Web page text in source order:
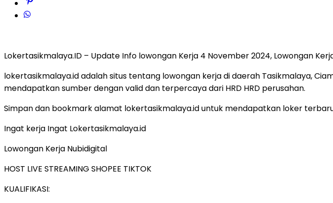
Lokertasikmalaya.ID – Update Info lowongan Kerja 4 November 2024, Lowongan
lokertasikmalaya.id adalah situs tentang lowongan kerja di daerah Tasikmalaya,
mendapatkan sumber dengan valid dan terpercaya dari HRD HRD perusahan.
Simpan dan bookmark alamat lokertasikmalaya.id untuk mendapatkan loker
Ingat kerja Ingat Lokertasikmalaya.id
Lowongan Kerja Nubidigital
HOST LIVE STREAMING SHOPEE TIKTOK
KUALIFIKASI: